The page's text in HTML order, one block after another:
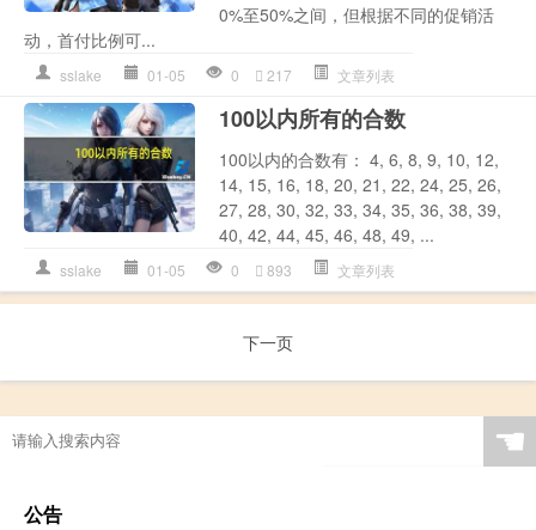
0%至50%之间，但根据不同的促销活
动，首付比例可...
sslake 01-05 0 217 文章列表
100以内所有的合数
100以内的合数有： 4, 6, 8, 9, 10, 12,
14, 15, 16, 18, 20, 21, 22, 24, 25, 26,
27, 28, 30, 32, 33, 34, 35, 36, 38, 39,
40, 42, 44, 45, 46, 48, 49, ...
sslake 01-05 0 893 文章列表
下一页
☚
公告